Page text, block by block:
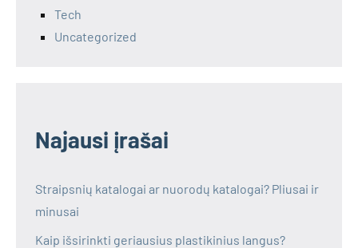
Tech
Uncategorized
Najausi įrašai
Straipsnių katalogai ar nuorodų katalogai? Pliusai ir
minusai
Kaip išsirinkti geriausius plastikinius langus?